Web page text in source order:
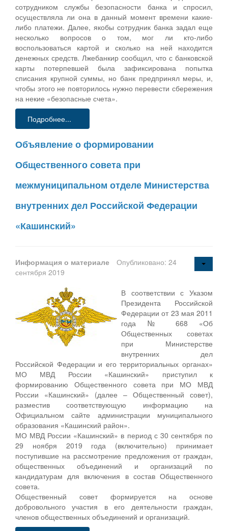
сотрудником службы безопасности банка и спросил,
осуществляла ли она в данный момент времени какие-
либо платежи. Далее, якобы сотрудник банка задал еще
несколько вопросов о том, мог ли кто-либо
воспользоваться картой и сколько на ней находится
денежных средств. Лжебанкир сообщил, что с банковской
карты потерпевшей была зафиксирована попытка
списания крупной суммы, но банк предпринял меры, и,
чтобы этого не повторилось нужно перевести сбережения
на некие «безопасные счета».
Подробнее...
Объявление о формировании
Общественного совета при
межмуниципальном отделе Министерства
внутренних дел Российской Федерации
«Кашинский»
Информация о материале
Опубликовано: 24
сентября 2019
В соответствии с Указом
Президента Российской
Федерации от 23 мая 2011
года № 668 «Об
Общественных советах
при Министерстве
внутренних дел
Российской Федерации и его территориальных органах»
МО МВД России «Кашинский» приступил к
формированию Общественного совета при МО МВД
России «Кашинский» (далее – Общественный совет),
разместив соответствующую информацию на
Официальном сайте администрации муниципального
образования «Кашинский район».
МО МВД России «Кашинский» в период с 30 сентября по
29 ноября 2019 года (включительно) принимает
поступившие на рассмотрение предложения от граждан,
общественных объединений и организаций по
кандидатурам для включения в состав Общественного
совета.
Общественный совет формируется на основе
добровольного участия в его деятельности граждан,
членов общественных объединений и организаций.